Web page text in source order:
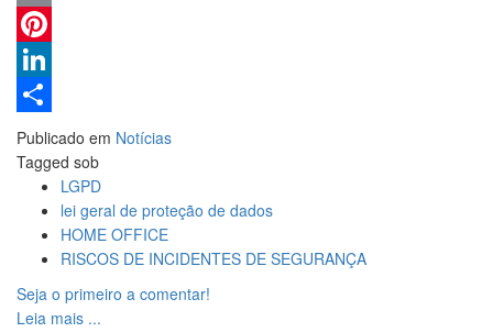
Email
Pinterest
LinkedIn
Share
Publicado em Notícias
Tagged sob
LGPD
lei geral de proteção de dados
HOME OFFICE
RISCOS DE INCIDENTES DE SEGURANÇA
Seja o primeiro a comentar!
Leia mais ...